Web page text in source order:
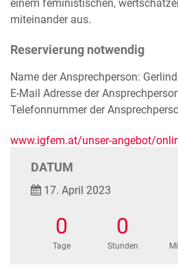
einem feministischen,
miteinander aus.
Reservierung notwendig
Name der Ansprechperson:
E-Mail Adresse der
Telefonnummer der
www.igfem.at/unser-angebot/
DATUM
17. April 2023
0
Tage
0
Stunden